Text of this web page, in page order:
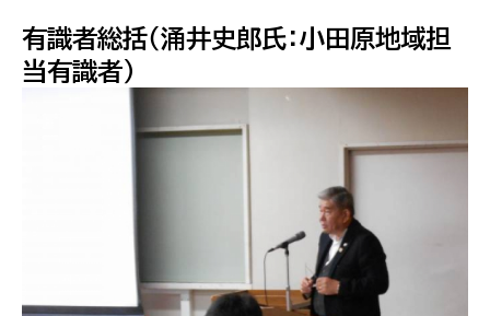
有識者総括（涌井史郎氏：小田原地域担
当有識者）